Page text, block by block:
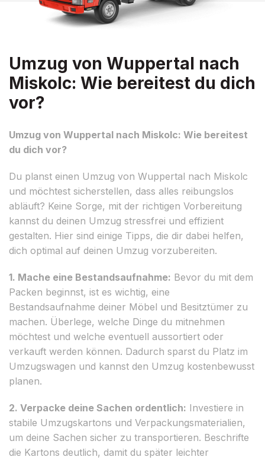
Umzug von Wuppertal nach
Miskolc: Wie bereitest du dich
vor?
Umzug von Wuppertal nach Miskolc: Wie bereitest
du dich vor?
Du planst einen Umzug von Wuppertal nach Miskolc
und möchtest sicherstellen, dass alles reibungslos
abläuft? Keine Sorge, mit der richtigen Vorbereitung
kannst du deinen Umzug stressfrei und effizient
gestalten. Hier sind einige Tipps, die dir dabei helfen,
dich optimal auf deinen Umzug vorzubereiten.
1. Mache eine Bestandsaufnahme: Bevor du mit dem
Packen beginnst, ist es wichtig, eine
Bestandsaufnahme deiner Möbel und Besitztümer zu
machen. Überlege, welche Dinge du mitnehmen
möchtest und welche eventuell aussortiert oder
verkauft werden können. Dadurch sparst du Platz im
Umzugswagen und kannst den Umzug kostenbewusst
planen.
2. Verpacke deine Sachen ordentlich: Investiere in
stabile Umzugskartons und Verpackungsmaterialien,
um deine Sachen sicher zu transportieren. Beschrifte
die Kartons deutlich, damit du später leichter